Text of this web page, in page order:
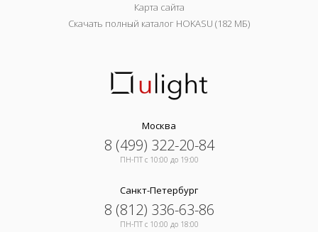
Карта сайта
Скачать полный каталог HOKASU (182 МБ)
Москва
8 (499) 322-20-84
ПН-ПТ c 10:00 до 19:00
Санкт-Петербург
8 (812) 336-63-86
ПН-ПТ c 10:00 до 18:00